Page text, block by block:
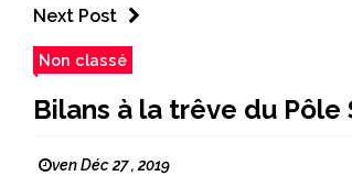
Next Post
Non classé
Bilans à la trêve du Pôle
ven Déc 27 , 2019